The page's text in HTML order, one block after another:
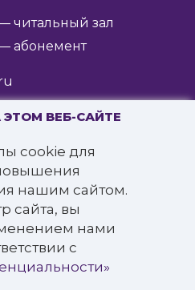
ЭТОМ ВЕБ-САЙТЕ
cookie для
нашим сайтом.
сайта, вы
нами
с
читальный зал
абонемент
бюджетное
специальная
В.Я. Ерошенко».